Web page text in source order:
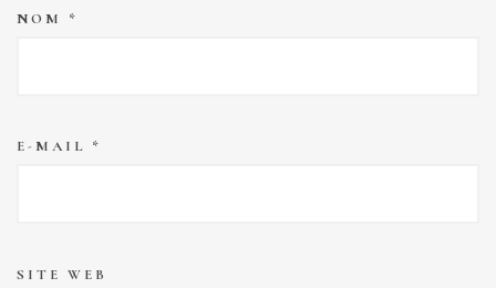
NOM *
E-MAIL *
SITE WEB